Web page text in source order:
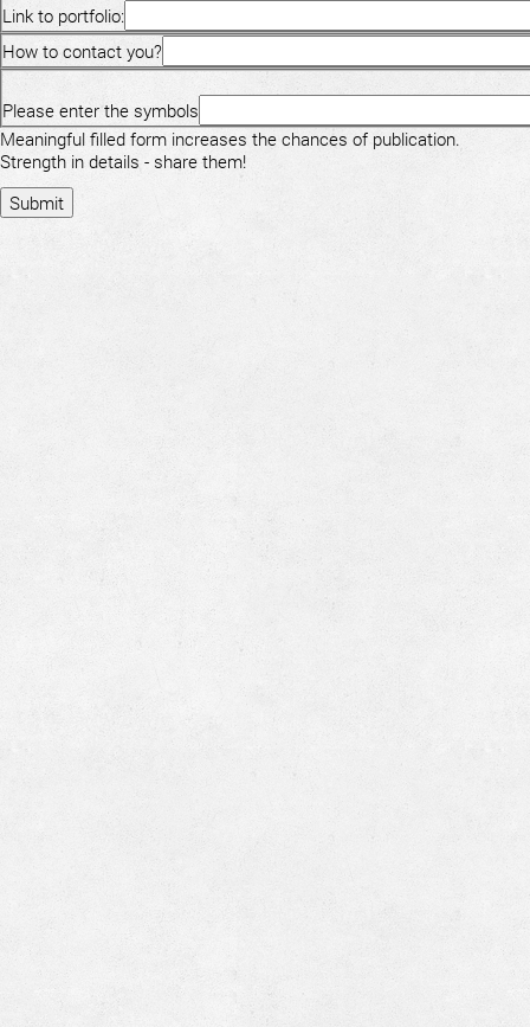
Link to portfolio:
How to contact you?
Please enter the symbols
Meaningful filled form increases the chances of publication.
Strength in details - share them!